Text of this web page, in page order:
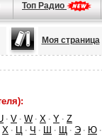
Топ Радио
Моя страница
· V · W · X · Y · Z
Х · Ц · Ч · Ш · Щ · Э · Ю ·